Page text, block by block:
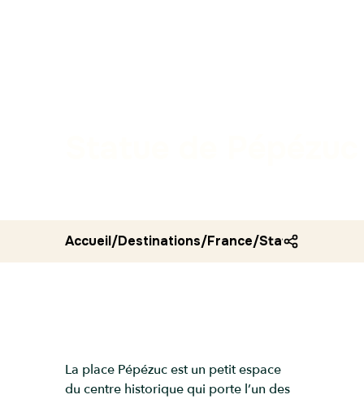
Accueil/Destinations/France/Statue de
La place Pépézuc est un petit espace
du centre historique qui porte l’un des